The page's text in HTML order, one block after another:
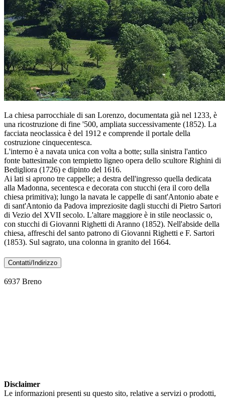
La chiesa parrocchiale di san Lorenzo, documentata già nel 1233, è
una ricostruzione di fine '500, ampliata successivamente (1852). La
facciata neoclassica è del 1912 e comprende il portale della
costruzione cinquecentesca.
L'interno è a navata unica con volta a botte; sulla sinistra l'antico
fonte battesimale con tempietto ligneo opera dello scultore Righini di
Bedigliora (1726) e dipinto del 1616.
Ai lati si aprono tre cappelle; a destra dell'ingresso quella dedicata
alla Madonna, secentesca e decorata con stucchi (era il coro della
chiesa primitiva); lungo la navata le cappelle di sant'Antonio abate e
di sant'Antonio da Padova impreziosite dagli stucchi di Pietro Sartori
di Vezio del XVII secolo. L'altare maggiore è in stile neoclassic o,
con stucchi di Giovanni Righetti di Aranno (1852). Nell'abside della
chiesa, affreschi del santo patrono di Giovanni Righetti e F. Sartori
(1853). Sul sagrato, una colonna in granito del 1664.
Contatti/Indirizzo
6937 Breno
Disclaimer
Le informazioni presenti su questo sito, relative a servizi o prodotti,